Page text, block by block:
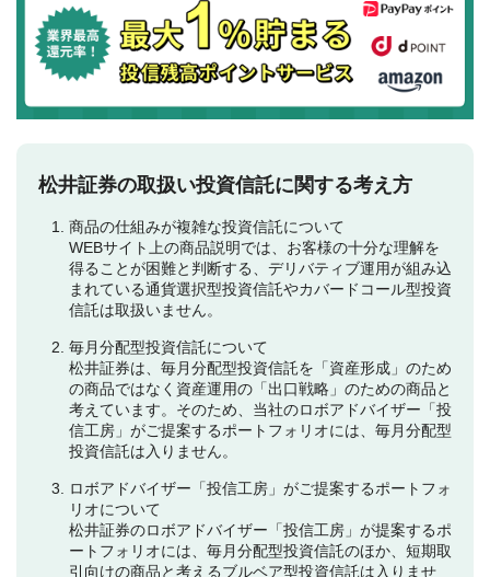
松井証券の取扱い投資信託に関する考え方
商品の仕組みが複雑な投資信託について
WEBサイト上の商品説明では、お客様の十分な理解を
得ることが困難と判断する、デリバティブ運用が組み込
まれている通貨選択型投資信託やカバードコール型投資
信託は取扱いません。
毎月分配型投資信託について
松井証券は、毎月分配型投資信託を「資産形成」のため
の商品ではなく資産運用の「出口戦略」のための商品と
考えています。そのため、当社のロボアドバイザー「投
信工房」がご提案するポートフォリオには、毎月分配型
投資信託は入りません。
ロボアドバイザー「投信工房」がご提案するポートフォ
リオについて
松井証券のロボアドバイザー「投信工房」が提案するポ
ートフォリオには、毎月分配型投資信託のほか、短期取
引向けの商品と考えるブルベア型投資信託は入りませ